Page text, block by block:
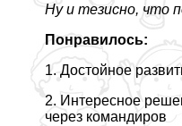
Ну и тезисно, что
Понравилось:
1. Достойное
2. Интересное
через комaндиров